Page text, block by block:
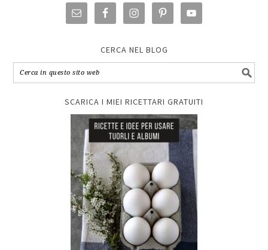
CERCA NEL BLOG
SCARICA I MIEI RICETTARI GRATUITI